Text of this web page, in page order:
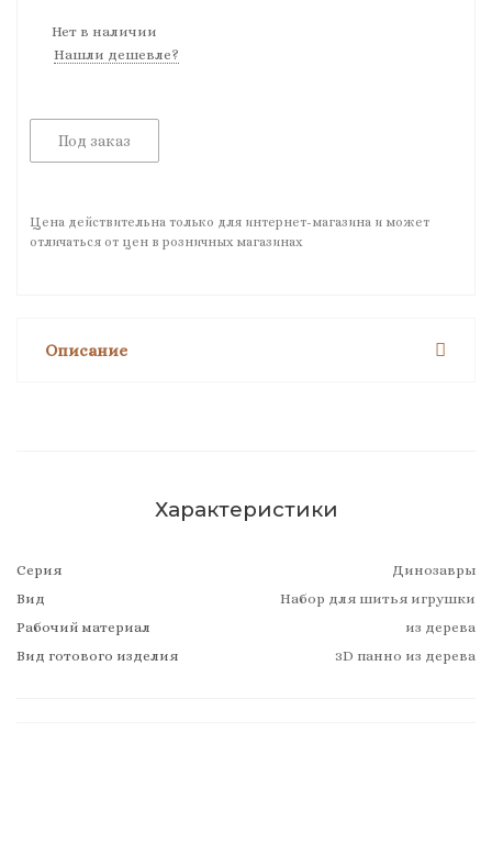
Нет в наличии
Нашли дешевле?
Под заказ
Цена действительна только для интернет-магазина и может
отличаться от цен в розничных магазинах
Описание
Характеристики
Серия
Динозавры
Вид
Набор для шитья игрушки
Рабочий материал
из дерева
Вид готового изделия
3D панно из дерева